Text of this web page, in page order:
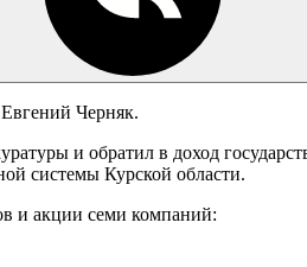
Черняк.
и обратил в доход
системы Курской области.
и акции семи компаний: